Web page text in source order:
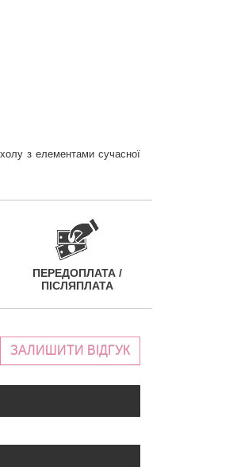
холу з елементами сучасної
ПЕРЕДОПЛАТА /
ПІСЛЯПЛАТА
ЗАЛИШИТИ ВІДГУК